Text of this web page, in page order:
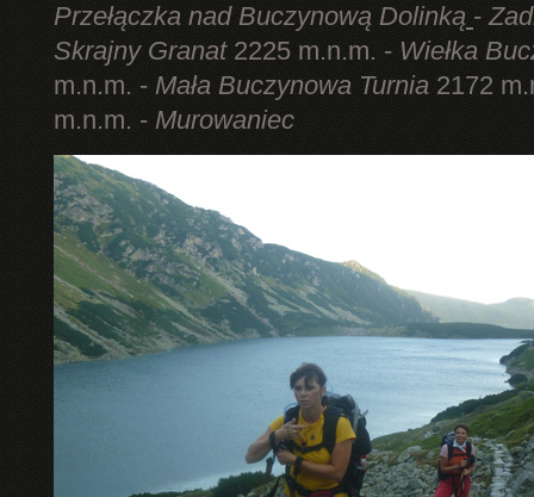
Przełączka nad Buczynową Dolinką -
Skrajny Granat2225 m.n.m. - Wiełka
m.n.m. - Mała Buczynowa Turnia 2172
m.n.m. - Murowaniec